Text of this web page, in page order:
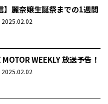
】麗奈嬢生誕祭までの1週間
2025.02.02
WEEKLY 放送予告！
2025.02.02